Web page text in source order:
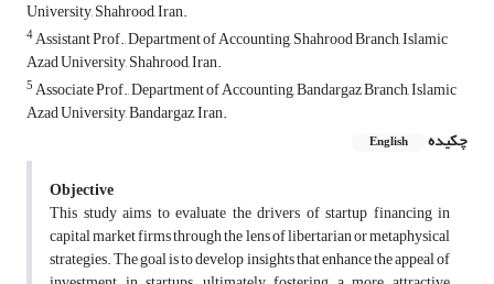
University, Shahrood, Iran.
4Assistant Prof., Department of Accounting, Shahrood Branch, Islamic
Azad University, Shahrood, Iran.
5Associate Prof., Department of Accounting, Bandargaz Branch, Islamic
Azad University, Bandargaz, Iran.
چکیده
English
Objective
This study aims to evaluate the drivers of startup financing in
capital market firms through the lens of libertarian or metaphysical
strategies. The goal is to develop insights that enhance the appeal of